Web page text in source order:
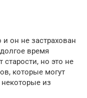
он не застрахован
время
старости, но это не
которые могут
некоторые из